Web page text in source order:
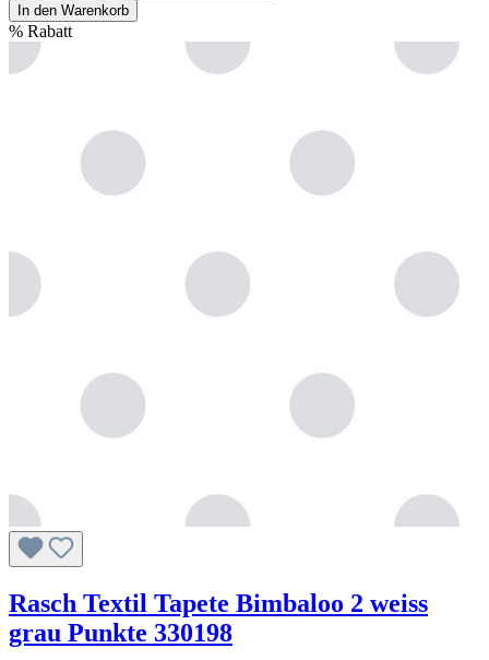
In den Warenkorb
% Rabatt
Rasch Textil Tapete Bimbaloo 2 weiss
grau Punkte 330198